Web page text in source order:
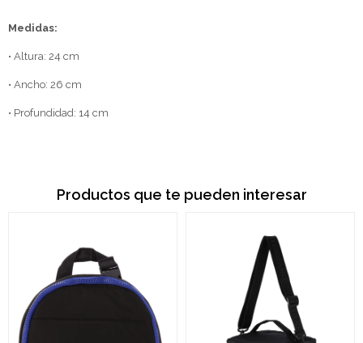
Medidas:
• Altura: 24 cm
• Ancho: 26 cm
• Profundidad: 14 cm
Productos que te pueden interesar